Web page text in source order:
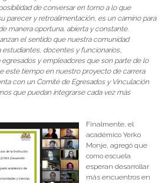
de conversar en torno a lo que
parecer y retroalimentación, es un camino para
manera oportuna, abierta y constante.
el sentido que nuestra comunidad
docentes y funcionarios,
y empleadores que son parte de lo
este tiempo en nuestro proyecto de carrera.
con un Comité de Egresados y Vinculación
que puedan integrarse cada vez más
Finalmente, el
académico Yerko
Monje, agregó que
como escuela
esperan desarrollar
más encuentros en